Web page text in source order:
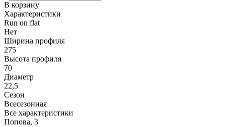
В корзину
Характеристики
Run on flat
Нет
Ширина профиля
275
Высота профиля
70
Диаметр
22,5
Сезон
Всесезонная
Все характеристики
Попова, 3